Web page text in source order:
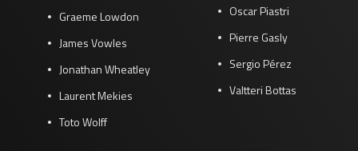
Graeme Lowdon
James Vowles
Jonathan Wheatley
Laurent Mekies
Toto Wolff
Oscar Piastri
Pierre Gasly
Sergio Pérez
Valtteri Bottas